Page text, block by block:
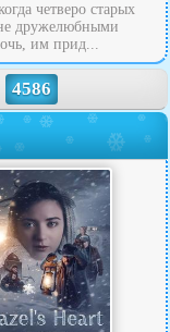
четверо старых
дружелюбными
им прид...
4586